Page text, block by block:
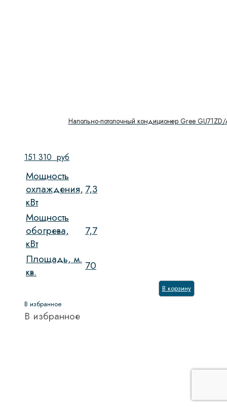
Напольно-потолочный кондиционер Gree
151 310 руб
Мощность
охлаждения,
кВт
7,3
Мощность
обогрева,
кВт
7,7
Площадь, м.
кв.
70
В корзину
В избранное
В избранное